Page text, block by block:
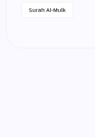
Surah Al-Mulk